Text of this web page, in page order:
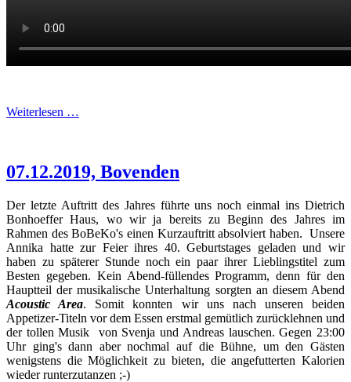
Weiterlesen …
07.12.2019, Bovenden
Der letzte Auftritt des Jahres führte uns noch einmal ins Dietrich
Bonhoeffer Haus, wo wir ja bereits zu Beginn des Jahres im
Rahmen des BoBeKo's einen Kurzauftritt absolviert haben. Unsere
Annika hatte zur Feier ihres 40. Geburtstages geladen und wir
haben zu späterer Stunde noch ein paar ihrer Lieblingstitel zum
Besten gegeben. Kein Abend-füllendes Programm, denn für den
Hauptteil der musikalische Unterhaltung sorgten an diesem Abend
Acoustic Area. Somit konnten wir uns nach unseren beiden
Appetizer-Titeln vor dem Essen erstmal gemütlich zurücklehnen und
der tollen Musik von Svenja und Andreas lauschen. Gegen 23:00
Uhr ging's dann aber nochmal auf die Bühne, um den Gästen
wenigstens die Möglichkeit zu bieten, die angefutterten Kalorien
wieder runterzutanzen ;-)